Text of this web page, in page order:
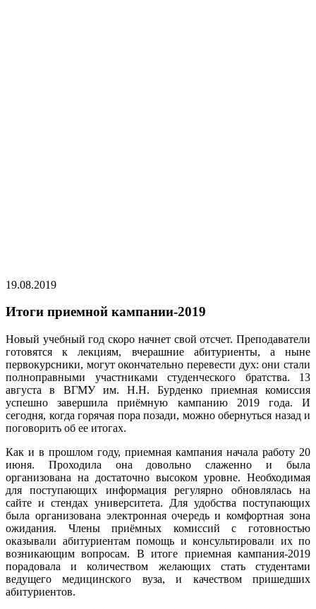
19.08.2019
Итоги приемной кампании-2019
Новый учебный год скоро начнет свой отсчет. Преподаватели
готовятся к лекциям, вчерашние абитуриенты, а ныне
первокурсники, могут окончательно перевести дух: они стали
полноправными участниками студенческого братства. 13
августа в ВГМУ им. Н.Н. Бурденко приемная комиссия
успешно завершила приёмную кампанию 2019 года. И
сегодня, когда горячая пора позади, можно обернуться назад и
поговорить об ее итогах.
Как и в прошлом году, приемная кампания начала работу 20
июня. Проходила она довольно слаженно и была
организована на достаточно высоком уровне. Необходимая
для поступающих информация регулярно обновлялась на
сайте и стендах университета. Для удобства поступающих
была организована электронная очередь и комфортная зона
ожидания. Члены приёмных комиссий с готовностью
оказывали абитуриентам помощь и консультировали их по
возникающим вопросам. В итоге приемная кампания-2019
порадовала и количеством желающих стать студентами
ведущего медицинского вуза, и качеством пришедших
абитуриентов.